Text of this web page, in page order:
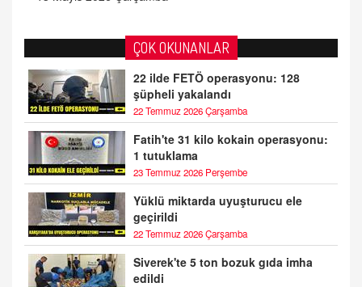
ÇOK OKUNANLAR
22 ilde FETÖ operasyonu: 128
şüpheli yakalandı
22 Temmuz 2026 Çarşamba
Fatih'te 31 kilo kokain operasyonu:
1 tutuklama
23 Temmuz 2026 Perşembe
Yüklü miktarda uyuşturucu ele
geçirildi
22 Temmuz 2026 Çarşamba
Siverek'te 5 ton bozuk gıda imha
edildi